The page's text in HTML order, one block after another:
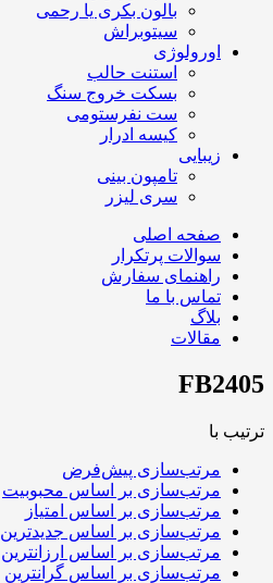
بالون بکری یا رحمی
سیتوبراش
اورولوژی
استنت حالب
بسکت خروج سنگ
ست نفرستومی
کیسه ادرار
زیبایی
تامپون بینی
سری لیزر
صفحه اصلی
سوالات پرتکرار
راهنمای سفارش
تماس با ما
بلاگ
مقالات
FB2405
ترتیب با
مرتب‌سازی پیش‌فرض
مرتب‌سازی بر اساس محبوبیت
مرتب‌سازی بر اساس امتیاز
مرتب‌سازی بر اساس جدیدترین
مرتب‌سازی بر اساس ارزانترین
مرتب‌سازی بر اساس گرانترین